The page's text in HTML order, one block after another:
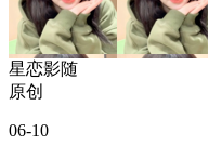
星恋影随
原创
06-10